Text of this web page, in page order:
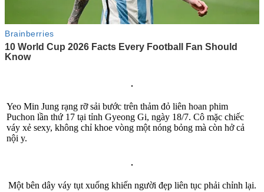
Yeo Min Jung rạng rỡ sải bước trên thảm đỏ liên hoan phim
Puchon lần thứ 17 tại tỉnh Gyeong Gi, ngày 18/7. Cô mặc chiếc
váy xẻ se‌ּxy, không chỉ khoe vòng một nóng bỏng mà còn hở cả
nội y.
Một bên dây váy tụt xuống khiến người đẹp liên tục phải chỉnh lại.